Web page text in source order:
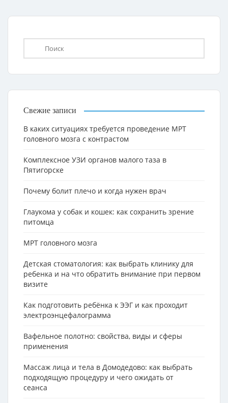
Свежие записи
В каких ситуациях требуется проведение МРТ
головного мозга с контрастом
Комплексное УЗИ органов малого таза в
Пятигорске
Почему болит плечо и когда нужен врач
Глаукома у собак и кошек: как сохранить зрение
питомца
МРТ головного мозга
Детская стоматология: как выбрать клинику для
ребенка и на что обратить внимание при первом
визите
Как подготовить ребёнка к ЭЭГ и как проходит
электроэнцефалограмма
Вафельное полотно: свойства, виды и сферы
применения
Массаж лица и тела в Домодедово: как выбрать
подходящую процедуру и чего ожидать от
сеанса